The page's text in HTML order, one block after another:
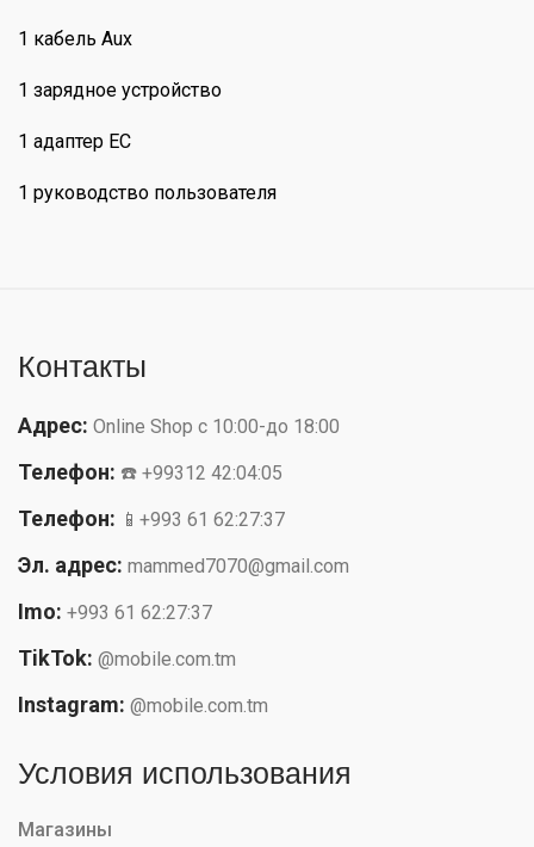
1 кабель Aux
1 зарядное устройство
1 адаптер ЕС
1 руководство пользователя
Контакты
Адрес: Online Shop с 10:00-до 18:00
Телефон: ☎️ +99312 42:04:05
Телефон: 📱+993 61 62:27:37
Эл. адрес: mammed7070@gmail.com
Imo: +993 61 62:27:37
TikTok: @mobile.com.tm
Instagram: @mobile.com.tm
Условия использования
Магазины